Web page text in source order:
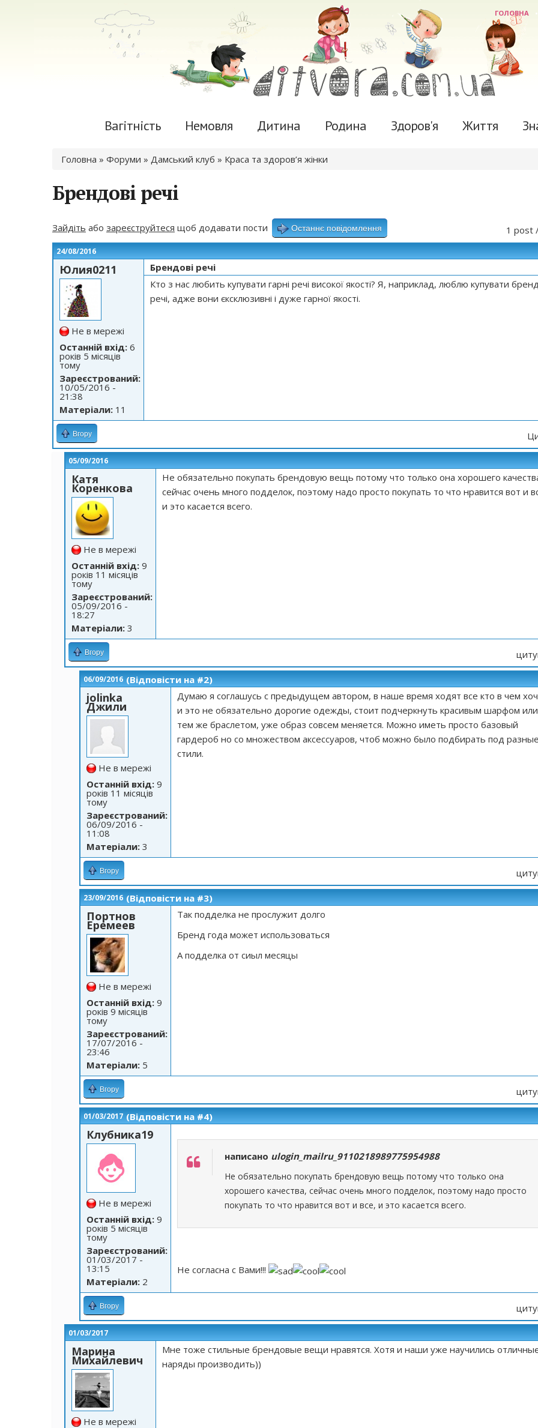
ГОЛОВНА
Вагітність Немовля Дитина Родина Здоров'я Життя
Ви є тут
Головна » Форуми » Дамський клуб » Краса та здоров’я жінки
Брендові речі
1 post
Зайдіть або зареєструйтеся щоб додавати пости Останнє повідомлення
24/08/2016
Юлия0211
Не в мережі
Останній вхід: 6
років 5 місяців
тому
Зареєстрований:
10/05/2016 -
21:38
Матеріали: 11
Брендові речі
Кто з нас любить купувати гарні речі високої якості? Я, наприклад, люблю купувати
речі, адже вони єксклюзивні і дуже гарної якості.
Вгору
05/09/2016
Катя
Коренкова
Не в мережі
Останній вхід: 9
років 11 місяців
тому
Зареєстрований:
05/09/2016 -
18:27
Матеріали: 3
Не обязательно покупать брендовую вещь потому что только она хорошего
сейчас очень много подделок, поэтому надо просто покупать то что нравится вот и
и это касается всего.
Вгору
06/09/2016 (Відповісти на #2)
jolinka
Джили
Не в мережі
Останній вхід: 9
років 11 місяців
тому
Зареєстрований:
06/09/2016 -
11:08
Матеріали: 3
Думаю я соглашусь с предыдущем автором, в наше время ходят все кто в чем
и это не обязательно дорогие одежды, стоит подчеркнуть красивым шарфом или
тем же браслетом, уже образ совсем меняется. Можно иметь просто базовый
гардероб но со множеством аксессуаров, чтоб можно было подбирать под разные
стили.
Вгору
23/09/2016 (Відповісти на #3)
Портнов
Еремеев
Не в мережі
Останній вхід: 9
років 9 місяців
тому
Зареєстрований:
17/07/2016 -
23:46
Матеріали: 5
Так подделка не прослужит долго
Бренд года может использоваться
А подделка от сиыл месяцы
Вгору
01/03/2017 (Відповісти на #4)
Клубника19
Не в мережі
Останній вхід: 9
років 5 місяців
тому
Зареєстрований:
01/03/2017 -
13:15
Матеріали: 2
написано ulogin_mailru_9110218989775954988
Не обязательно покупать брендовую вещь потому что только она
хорошего качества, сейчас очень много подделок, поэтому надо просто
покупать то что нравится вот и все, и это касается всего.
Не согласна с Вами!!!
Вгору
01/03/2017
Марина
Михайлевич
Не в мережі
Мне тоже стильные брендовые вещи нравятся. Хотя и наши уже научились
наряды производить))